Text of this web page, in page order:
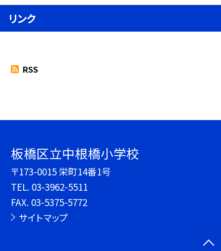
リンク
RSS
板橋区立中根橋小学校
〒173-0015 栄町14番1号
TEL. 03-3962-5511
FAX. 03-5375-5772
サイトマップ